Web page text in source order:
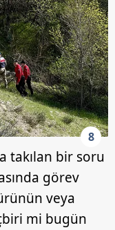
8
takılan bir soru
görev
veya
mi bugün